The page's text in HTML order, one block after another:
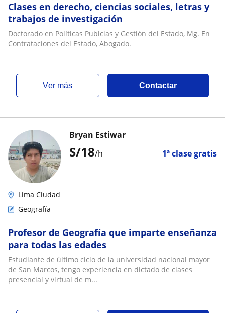
Clases en derecho, ciencias sociales, letras y
trabajos de investigación
Doctorado en Políticas Publcias y Gestión del Estado, Mg. En
Contrataciones del Estado, Abogado.
ver más Contactar
S/18/h 1ª clase gratis
Bryan Estiwar
Lima Ciudad
Geografía
Profesor de Geografía que imparte enseñanza
para todas las edades
Estudiante de último ciclo de la universidad nacional mayor
de San Marcos, tengo experiencia en dictado de clases
presencial y virtual de m...